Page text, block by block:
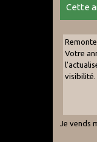
Cette
Votre
visibilité.
Je vends